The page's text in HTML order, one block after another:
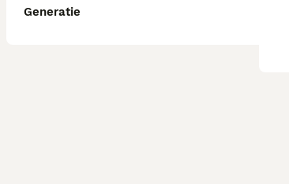
Generatie